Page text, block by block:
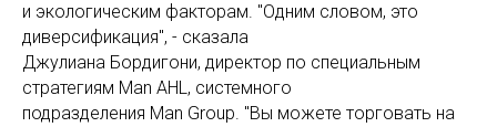
и экологическим факторам. "Одним словом, это
диверсификация", - сказала
Джулиана Бордигони, директор по специальным
стратегиям Man AHL, системного
подразделения Man Group. "Вы можете торговать на